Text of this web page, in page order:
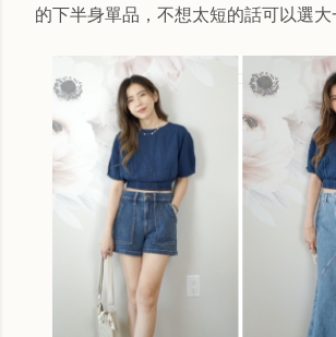
的下半身單品，不想太短的話可以選大